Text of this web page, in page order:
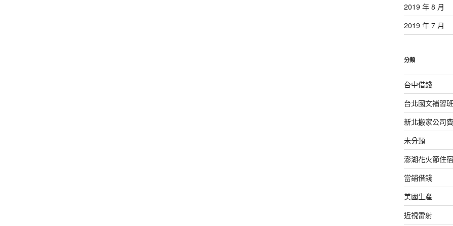
2019 年 8 月
2019 年 7 月
分類
台中借錢
台北國文補習班
新北搬家公司
未分類
澎湖花火節住
當鋪借錢
美國生產
近視雷射